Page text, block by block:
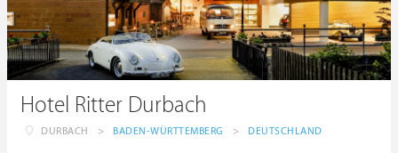
Hotel Ritter Durbach
DURBACH > BADEN-WÜRTTEMBERG > DEUTSCHLAND